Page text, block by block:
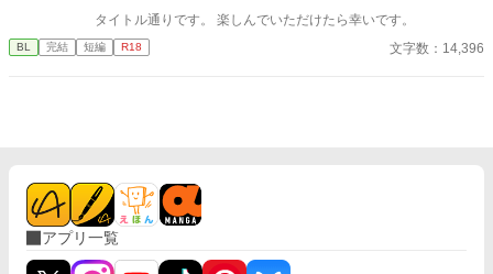
タイトル通りです。 楽しんでいただけたら幸いです。
BL 完結 短編 R18 文字数：14,396
アプリ一覧